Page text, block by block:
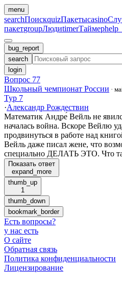
menu
searchПоискquizПакетыcasino
пакетgroupЛюдиtimerТаймер
bug_report
search
login
Вопрос 77
Школьный чемпионат России ·
Тур 7
·Александр Рождествин
Математик Андре́ Вейль не
началась война. Вскоре Вейлю
продвинуться в работе над
Вейль даже писал жене, что
специально ДЕЛАТЬ ЭТО. Что
Показать ответ
expand_more
thumb_up
1
thumb_down
bookmark_border
Есть вопросы?
у нас есть
О сайте
Обратная связь
Политика конфиденциальности
Лицензирование